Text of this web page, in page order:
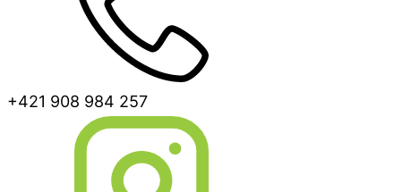
+421 908 984 257